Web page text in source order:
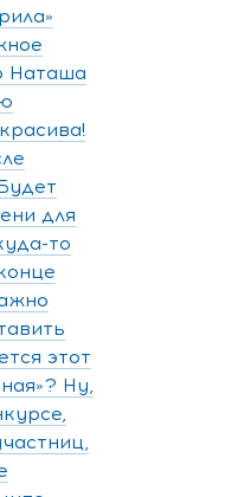
Наташа
для
то
этот
Ну,